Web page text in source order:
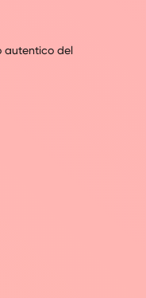
autentico del